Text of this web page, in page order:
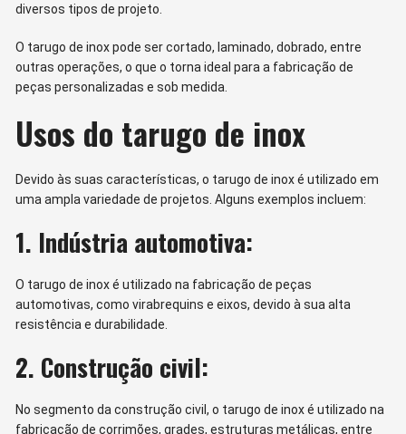
diversos tipos de projeto.
O tarugo de inox pode ser cortado, laminado, dobrado, entre
outras operações, o que o torna ideal para a fabricação de
peças personalizadas e sob medida.
Usos do tarugo de inox
Devido às suas características, o tarugo de inox é utilizado em
uma ampla variedade de projetos. Alguns exemplos incluem:
1. Indústria automotiva:
O tarugo de inox é utilizado na fabricação de peças
automotivas, como virabrequins e eixos, devido à sua alta
resistência e durabilidade.
2. Construção civil:
No segmento da construção civil, o tarugo de inox é utilizado na
fabricação de corrimões, grades, estruturas metálicas, entre